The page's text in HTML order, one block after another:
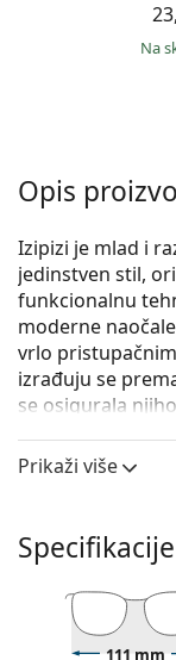
na
Opis
Izipizi je mlad i
jedinstven stil,
funkcionalnu
moderne
vrlo
izrađuju se
se osigurala
određivanje
Izipizi Sun Junior
Iskoristite
pogledajte kako
Prikaži više
111 mm